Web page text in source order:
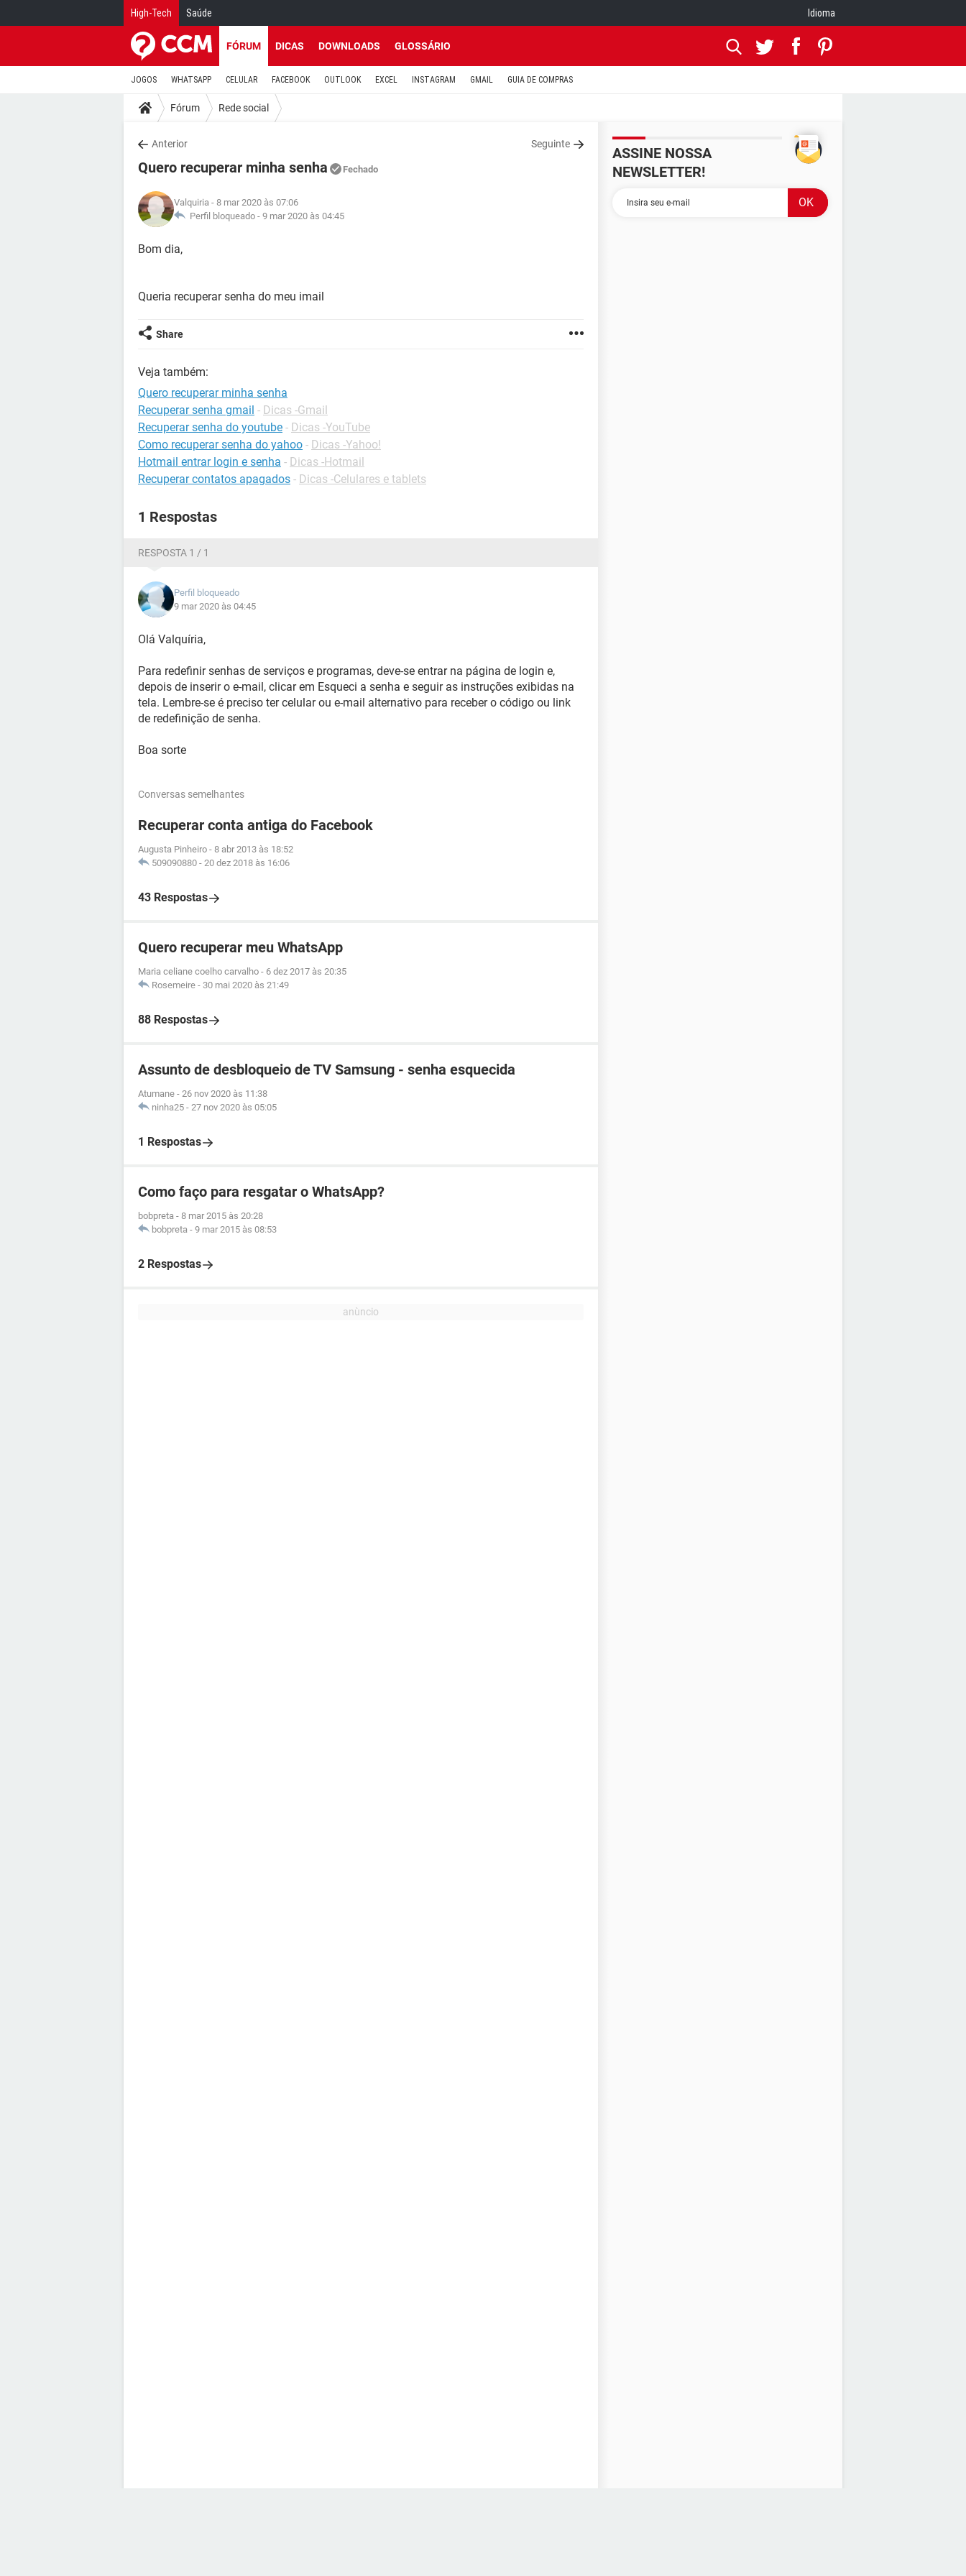
High-Tech Saúde Idioma
FÓRUM DICAS DOWNLOADS GLOSSÁRIO
JOGOS WHATSAPP CELULAR FACEBOOK OUTLOOK EXCEL INSTAGRAM GMAIL GUIA DE COMPRAS
Fórum Rede social
Anterior Seguinte
Quero recuperar minha senha Fechado
Valquiria - 8 mar 2020 às 07:06
Perfil bloqueado - 9 mar 2020 às 04:45
Bom dia,
Queria recuperar senha do meu imail
Share
Veja também:
Quero recuperar minha senha
Recuperar senha gmail - Dicas -Gmail
Recuperar senha do youtube - Dicas -YouTube
Como recuperar senha do yahoo - Dicas -Yahoo!
Hotmail entrar login e senha - Dicas -Hotmail
Recuperar contatos apagados - Dicas -Celulares e tablets
1 Respostas
RESPOSTA 1 / 1
Perfil bloqueado
9 mar 2020 às 04:45
Olá Valquíria,
Para redefinir senhas de serviços e programas, deve-se entrar na página de login e,
depois de inserir o e-mail, clicar em Esqueci a senha e seguir as instruções exibidas na
tela. Lembre-se é preciso ter celular ou e-mail alternativo para receber o código ou link
de redefinição de senha.
Boa sorte
Conversas semelhantes
Recuperar conta antiga do Facebook
Augusta Pinheiro - 8 abr 2013 às 18:52
509090880 - 20 dez 2018 às 16:06
43 Respostas
Quero recuperar meu WhatsApp
Maria celiane coelho carvalho - 6 dez 2017 às 20:35
Rosemeire - 30 mai 2020 às 21:49
88 Respostas
Assunto de desbloqueio de TV Samsung - senha esquecida
Atumane - 26 nov 2020 às 11:38
ninha25 - 27 nov 2020 às 05:05
1 Respostas
Como faço para resgatar o WhatsApp?
bobpreta - 8 mar 2015 às 20:28
bobpreta - 9 mar 2015 às 08:53
2 Respostas
ASSINE NOSSA
NEWSLETTER!